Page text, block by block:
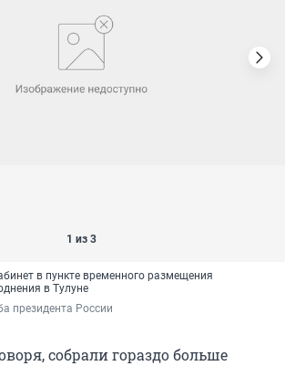
1 из 3
в пункте временного размещения
в Тулуне
президента России
собрали гораздо больше